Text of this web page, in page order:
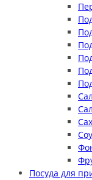
Посуда для